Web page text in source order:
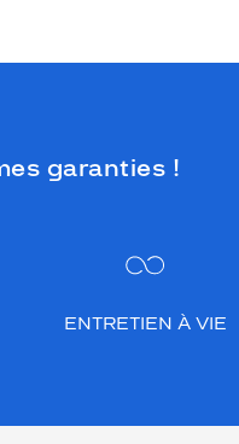
garanties !
ENTRETIEN À VIE